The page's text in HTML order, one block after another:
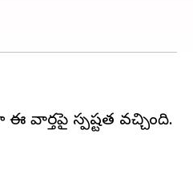
స్పష్టత వచ్చింది.